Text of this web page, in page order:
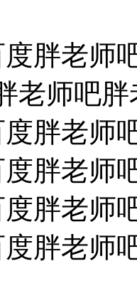
胖老师
老师吧
胖老师
胖老师
胖老师
胖老师